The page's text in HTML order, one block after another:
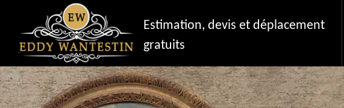
Estimation, devis et déplacement
gratuits